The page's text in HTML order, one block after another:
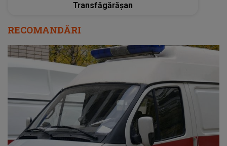
Transfăgărășan
RECOMANDĂRI